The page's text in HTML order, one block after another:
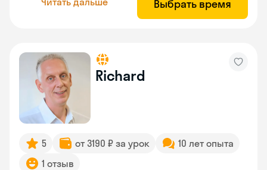
Выбрать время
Richard
5 от 3190 ₽ за урок
10 лет опыта
1 отзыв